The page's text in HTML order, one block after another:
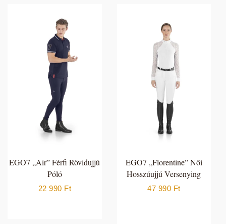
EGO7 „Air” Férfi Rövidujjú
Póló
22 990 Ft
EGO7 „Florentine” Női
Hosszúujjú Versenying
47 990 Ft